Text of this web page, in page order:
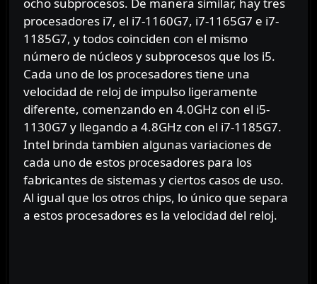
procesadores i7, el i7-1160G7, i7-1165G7 e i7-
1185G7, y todos coinciden con el mismo
número de núcleos y subprocesos que los i5.
Cada uno de los procesadores tiene una
velocidad de reloj de impulso ligeramente
diferente, comenzando en 4.0GHz con el i5-
1130G7 y llegando a 4.8GHz con el i7-1185G7.
Intel brinda tambien algunas variaciones de
cada uno de estos procesadores para los
fabricantes de sistemas y ciertos casos de uso.
Al igual que los otros chips, lo único que separa
a estos procesadores es la velocidad del reloj.